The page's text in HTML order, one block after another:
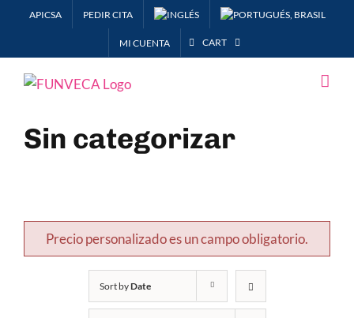
APICSA PEDIR CITA
MI CUENTA CART
Sin categorizar
Precio personalizado es un campo obligatorio.
Sort byDate